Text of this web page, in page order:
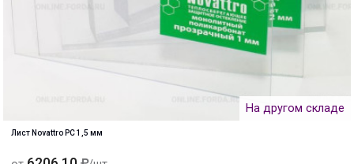
На другом складе
Лист Novattro PC 1,5 мм